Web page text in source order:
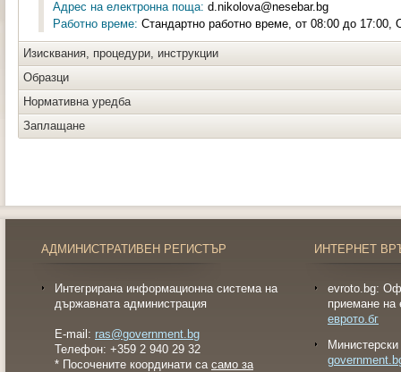
Адрес на електронна поща: d.nikolova@nesebar.bg
Работно време: Стандартно работно време, от 08:00 до 17:00,
Изисквания, процедури, инструкции
Образци
Нормативна уредба
Заплащане
АДМИНИСТРАТИВЕН РЕГИСТЪР
Интегрирана информационна система на
държавната администрация
E-mail: ras@government.bg
Телефон: +359 2 940 29 32
* Посочените координати са само за
ИНТЕРНЕТ
evroto.bg:
приемане на
еврото.бг